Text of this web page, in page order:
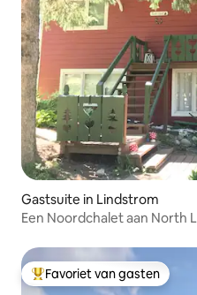
Gastsuite in Lindstrom
Een Noordchalet aan North
Topfavoriet van gasten
Favoriet van gasten